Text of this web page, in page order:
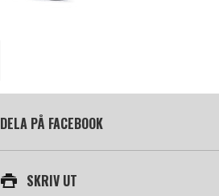
DELA PÅ FACEBOOK
SKRIV UT